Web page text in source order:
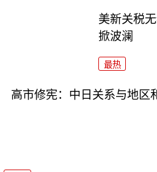
美新关税
掀波澜
最热
高市修宪：中日关系与地区